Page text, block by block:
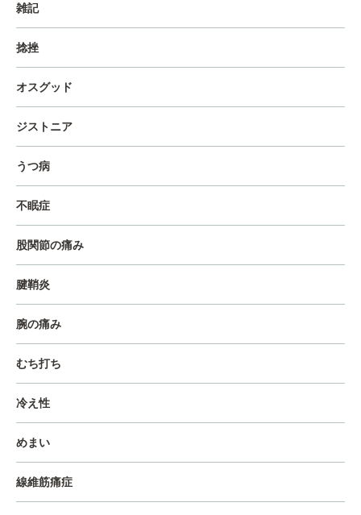
雑記
捻挫
オスグッド
ジストニア
うつ病
不眠症
股関節の痛み
腱鞘炎
腕の痛み
むち打ち
冷え性
めまい
線維筋痛症